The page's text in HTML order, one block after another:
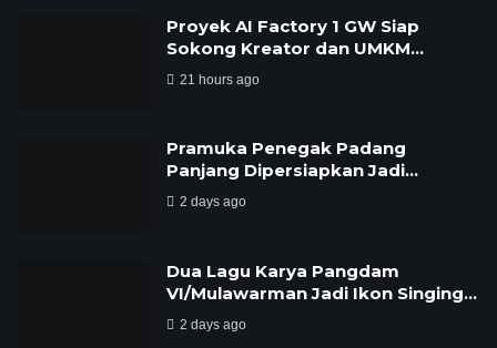
Proyek AI Factory 1 GW Siap
Sokong Kreator dan UMKM…
21 hours ago
Pramuka Penegak Padang
Panjang Dipersiapkan Jadi…
2 days ago
Dua Lagu Karya Pangdam
VI/Mulawarman Jadi Ikon Singing…
2 days ago